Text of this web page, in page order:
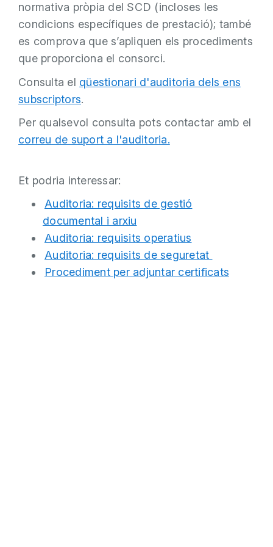
normativa pròpia del SCD (incloses les
condicions específiques de prestació); també
es comprova que s’apliquen els procediments
que proporciona el consorci.
Consulta el qüestionari d'auditoria dels ens
subscriptors.
Per qualsevol consulta pots contactar amb el
correu de suport a l'auditoria.
Et podria interessar:
Auditoria: requisits de gestió
documental i arxiu
Auditoria: requisits operatius
Auditoria: requisits de seguretat
Procediment per adjuntar certificats